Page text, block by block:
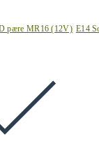
pære MR16 (12V) E14